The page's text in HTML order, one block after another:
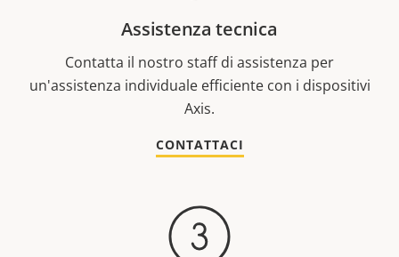
Assistenza tecnica
Contatta il nostro staff di assistenza per
un'assistenza individuale efficiente con i dispositivi
Axis.
CONTATTACI